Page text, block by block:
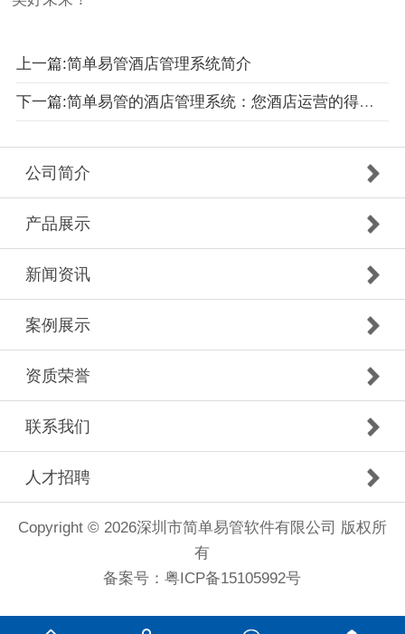
上一篇:简单易管酒店管理系统简介
下一篇:简单易管的酒店管理系统：您酒店运营的得力助手
公司简介
产品展示
新闻资讯
案例展示
资质荣誉
联系我们
人才招聘
Copyright © 2026深圳市简单易管软件有限公司 版权所
有
备案号：粤ICP备15105992号